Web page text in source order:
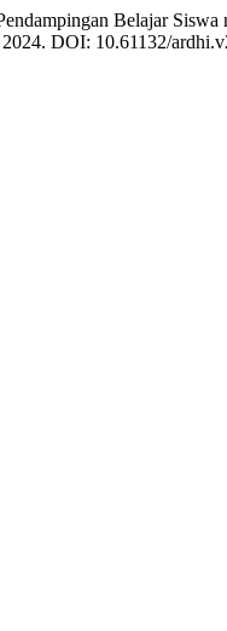
Belajar Siswa
DOI: 10.61132/